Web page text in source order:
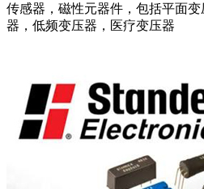
传感器，磁性元器件，包括平面
器，低频变压器，医疗变压器